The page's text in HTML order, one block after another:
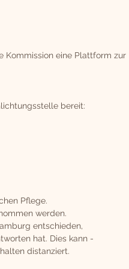
Kommission eine Plattform zur
bereit:
Pflege.
werden.
entschieden,
hat. Dies kann -
distanziert.